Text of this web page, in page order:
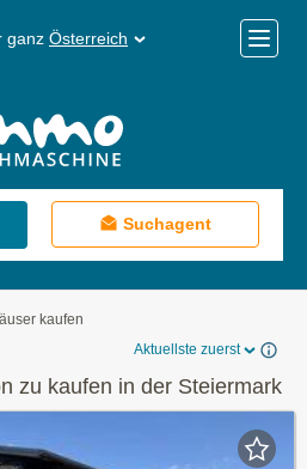
ganz Österreich
Menü
Suchagent
kaufen
Aktuellste zuerst
zu kaufen in der Steiermark